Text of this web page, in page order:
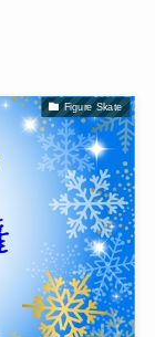
Figure Skate